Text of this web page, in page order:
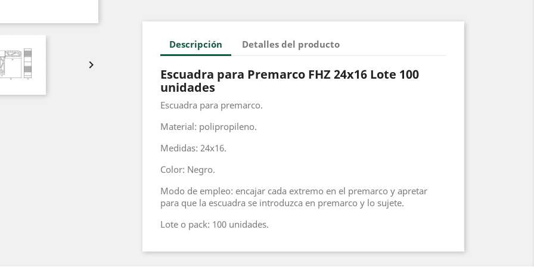

Descripción Detalles del producto
Escuadra para Premarco FHZ 24x16 Lote 100
unidades
Escuadra para premarco.
Material: polipropileno.
Medidas: 24x16.
Color: Negro.
Modo de empleo: encajar cada extremo en el premarco y apretar
para que la escuadra se introduzca en premarco y lo sujete.
Lote o pack: 100 unidades.